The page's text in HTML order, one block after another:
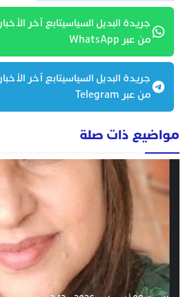
جريدة البديل السياسيتابع آخر الأخبار
من عبر WhatsApp
جريدة البديل السياسيتابع آخر الأخبار
من عبر Telegram
مواضيع ذات صلة